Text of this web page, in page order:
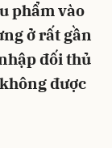
phẩm vào
ở rất gần
đối thủ
được
Gửi